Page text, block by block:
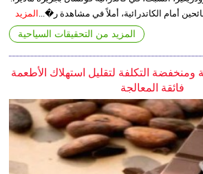
أمام الكاتدرائية، أملاً في مشاهدة ر�... المزيد
المزيد من التحقيقات السياحية
ومنخفضة التكلفة لتقليل استهلاك الأطعمة
فائقة المعالجة